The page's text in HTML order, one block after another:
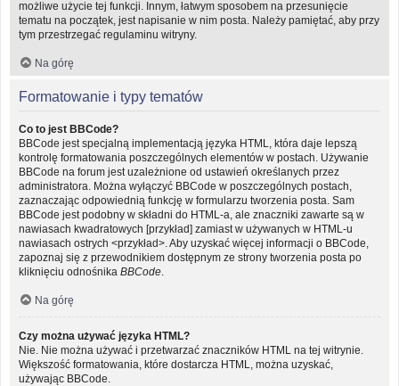
możliwe użycie tej funkcji. Innym, łatwym sposobem na przesunięcie
tematu na początek, jest napisanie w nim posta. Należy pamiętać, aby przy
tym przestrzegać regulaminu witryny.
Na górę
Formatowanie i typy tematów
Co to jest BBCode?
BBCode jest specjalną implementacją języka HTML, która daje lepszą
kontrolę formatowania poszczególnych elementów w postach. Używanie
BBCode na forum jest uzależnione od ustawień określanych przez
administratora. Można wyłączyć BBCode w poszczególnych postach,
zaznaczając odpowiednią funkcję w formularzu tworzenia posta. Sam
BBCode jest podobny w składni do HTML-a, ale znaczniki zawarte są w
nawiasach kwadratowych [przykład] zamiast w używanych w HTML-u
nawiasach ostrych <przykład>. Aby uzyskać więcej informacji o BBCode,
zapoznaj się z przewodnikiem dostępnym ze strony tworzenia posta po
kliknięciu odnośnika BBCode
Na górę
Czy można używać języka HTML?
Nie. Nie można używać i przetwarzać znaczników HTML na tej witrynie.
Większość formatowania, które dostarcza HTML, można uzyskać,
używając BBCode.